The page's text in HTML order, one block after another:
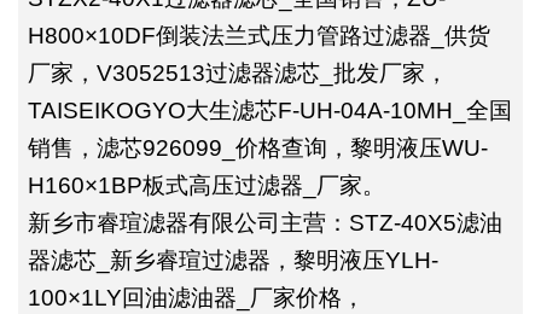
H800×10DF倒装法兰式压力管路过滤器_供货
厂家，V3052513过滤器滤芯_批发厂家，
TAISEIKOGYO大生滤芯F-UH-04A-10MH_全国
销售，滤芯926099_价格查询，黎明液压WU-
H160×1BP板式高压过滤器_厂家。
新乡市睿瑄滤器有限公司主营：STZ-40X5滤油
器滤芯_新乡睿瑄过滤器，黎明液压YLH-
100×1LY回油滤油器_厂家价格，